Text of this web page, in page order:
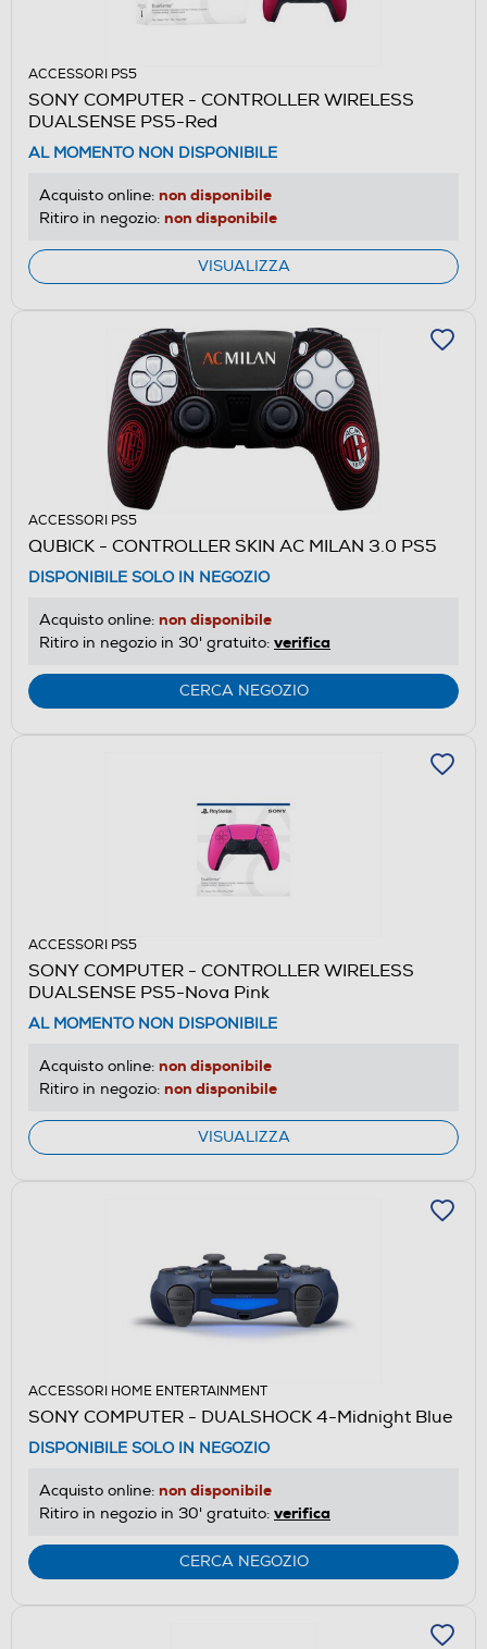
ACCESSORI PS5
SONY COMPUTER - CONTROLLER WIRELESS
DUALSENSE PS5-Red
AL MOMENTO NON DISPONIBILE
Acquisto online: non disponibile
Ritiro in negozio: non disponibile
VISUALIZZA
ACCESSORI PS5
QUBICK - CONTROLLER SKIN AC MILAN 3.0 PS5
DISPONIBILE SOLO IN NEGOZIO
Acquisto online: non disponibile
Ritiro in negozio in 30' gratuito: verifica
CERCA NEGOZIO
ACCESSORI PS5
SONY COMPUTER - CONTROLLER WIRELESS
DUALSENSE PS5-Nova Pink
AL MOMENTO NON DISPONIBILE
Acquisto online: non disponibile
Ritiro in negozio: non disponibile
VISUALIZZA
ACCESSORI HOME ENTERTAINMENT
SONY COMPUTER - DUALSHOCK 4-Midnight Blue
DISPONIBILE SOLO IN NEGOZIO
Acquisto online: non disponibile
Ritiro in negozio in 30' gratuito: verifica
CERCA NEGOZIO